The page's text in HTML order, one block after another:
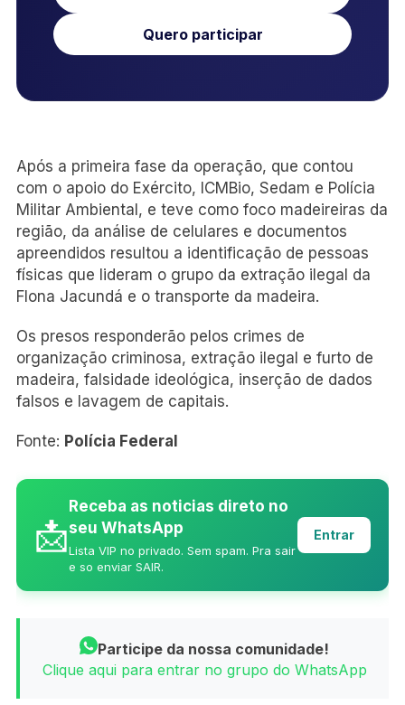
Quero participar
Após a primeira fase da operação, que contou
com o apoio do Exército, ICMBio, Sedam e Polícia
Militar Ambiental, e teve como foco madeireiras da
região, da análise de celulares e documentos
apreendidos resultou a identificação de pessoas
físicas que lideram o grupo da extração ilegal da
Flona Jacundá e o transporte da madeira.
Os presos responderão pelos crimes de
organização criminosa, extração ilegal e furto de
madeira, falsidade ideológica, inserção de dados
falsos e lavagem de capitais.
Fonte: Polícia Federal
📩
Receba as noticias direto no
seu WhatsApp
Lista VIP no privado. Sem spam. Pra sair
e so enviar SAIR.
Entrar
Participe da nossa comunidade!
Clique aqui para entrar no grupo do WhatsApp